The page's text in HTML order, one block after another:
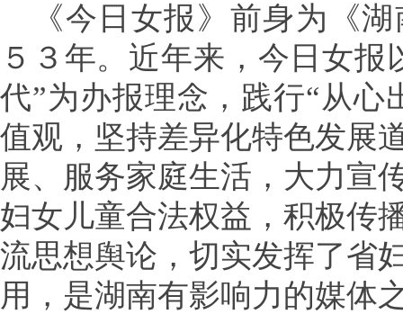
《今日女报》前身为《
５３年。近年来，今日女
代”为办报理念，践行“从
值观，坚持差异化特色发展
展、服务家庭生活，大力宣
妇女儿童合法权益，积极传
流思想舆论，切实发挥了省
用，是湖南有影响力的媒体